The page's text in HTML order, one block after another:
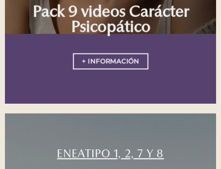
Pack 9 videos Carácter
Psicopático
+ INFORMACIÓN
ENEATIPO 1, 2, 7 Y 8